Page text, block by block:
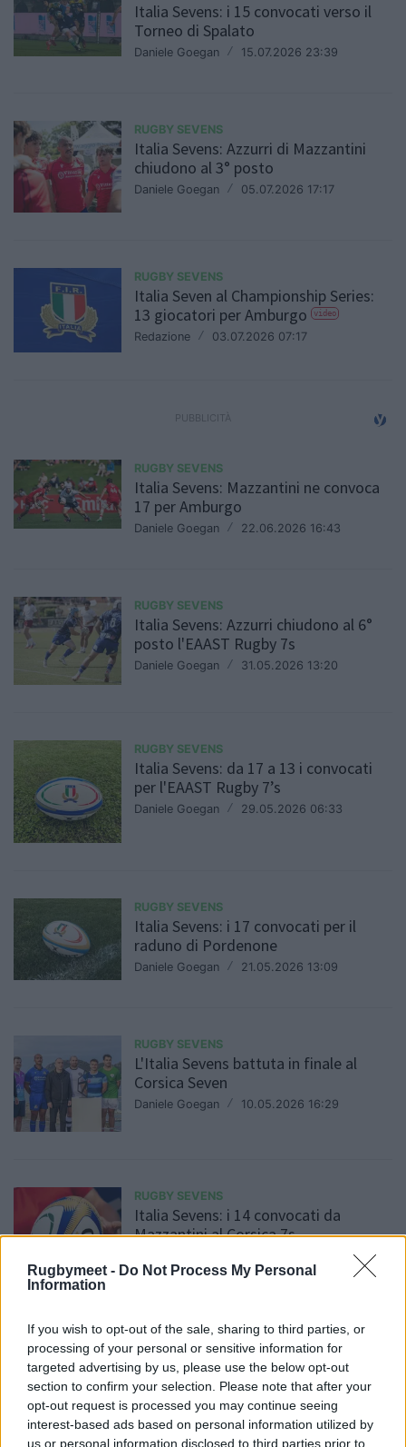
Rugbymeet - Do Not Process My Personal
Information
If you wish to opt-out of the sale, sharing to third parties, or
processing of your personal or sensitive information for
targeted advertising by us, please use the below opt-out
section to confirm your selection. Please note that after your
opt-out request is processed you may continue seeing
interest-based ads based on personal information utilized by
us or personal information disclosed to third parties prior to
Italia Sevens: i 15 convocati verso il
Torneo di Spalato
Daniele Goegan / 15.07.2026 23:39
RUGBY SEVENS
Italia Sevens: Azzurri di Mazzantini
chiudono al 3° posto
Daniele Goegan / 05.07.2026 17:17
RUGBY SEVENS
Italia Seven al Championship Series:
13 giocatori per Amburgo video
Redazione / 03.07.2026 07:17
RUGBY SEVENS
Italia Sevens: Mazzantini ne convoca
17 per Amburgo
Daniele Goegan / 22.06.2026 16:43
RUGBY SEVENS
Italia Sevens: Azzurri chiudono al 6°
posto l'EAAST Rugby 7s
Daniele Goegan / 31.05.2026 13:20
RUGBY SEVENS
Italia Sevens: da 17 a 13 i convocati
per l'EAAST Rugby 7’s
Daniele Goegan / 29.05.2026 06:33
RUGBY SEVENS
Italia Sevens: i 17 convocati per il
raduno di Pordenone
Daniele Goegan / 21.05.2026 13:09
RUGBY SEVENS
L'Italia Sevens battuta in finale al
Corsica Seven
Daniele Goegan / 10.05.2026 16:29
RUGBY SEVENS
Italia Sevens: i 14 convocati da
Mazzantini al Corsica 7s
RUGBY SEVENS
Rugby Sevens: l'Italia chiude al
sesto posto a Dubai
Daniele Goegan / 18.01.2026 19:43